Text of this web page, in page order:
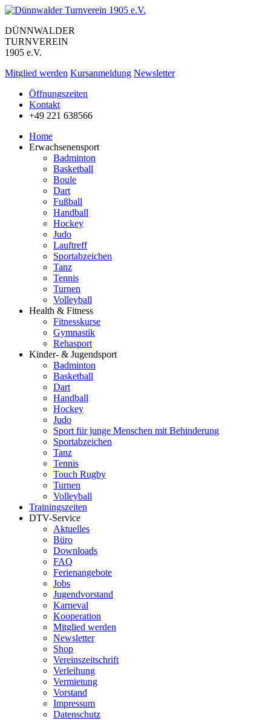
DÜNNWALDER
TURNVEREIN
1905 e.V.
Mitglied werden Kursanmeldung Newsletter
Öffnungszeiten
Kontakt
+49 221 638566
Home
Erwachsenensport
Badminton
Basketball
Boule
Dart
Fußball
Handball
Hockey
Judo
Lauftreff
Sportabzeichen
Tanz
Tennis
Turnen
Volleyball
Health & Fitness
Fitnesskurse
Gymnastik
Rehasport
Kinder- & Jugendsport
Badminton
Basketball
Dart
Handball
Hockey
Judo
Sport für junge Menschen mit Behinderung
Sportabzeichen
Tanz
Tennis
Touch Rugby
Turnen
Volleyball
Trainingszeiten
DTV-Service
Aktuelles
Büro
Downloads
FAQ
Ferienangebote
Jobs
Jugendvorstand
Karneval
Kooperation
Mitglied werden
Newsletter
Shop
Vereins­zeitschrift
Verleihung
Vermietung
Vorstand
Impressum
Datenschutz­